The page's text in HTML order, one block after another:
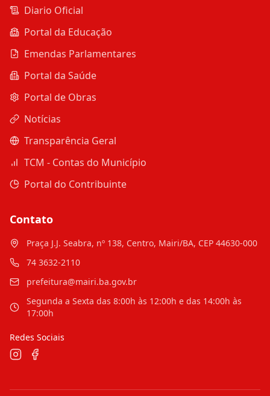
Diario Oficial
Portal da Educação
Emendas Parlamentares
Portal da Saúde
Portal de Obras
Notícias
Transparência Geral
TCM - Contas do Município
Portal do Contribuinte
Contato
Praça J.J. Seabra, nº 138, Centro, Mairi/BA, CEP 44630-000
74 3632-2110
prefeitura@mairi.ba.gov.br
Segunda a Sexta das 8:00h às 12:00h e das 14:00h às
17:00h
Redes Sociais